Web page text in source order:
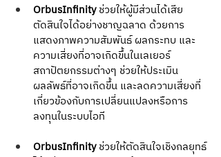
OrbusInfinity ช่วยให้ผู้มีส่วนได้เสีย
ตัดสินใจได้อย่างชาญฉลาด ด้วยการ
แสดงภาพความสัมพันธ์ ผลกระทบ และ
ความเสี่ยงที่อาจเกิดขึ้นในเลเยอร์
สถาปัตยกรรมต่างๆ ช่วยให้ประเมิน
ผลลัพธ์ที่อาจเกิดขึ้น และลดความเสี่ยงที่
เกี่ยวข้องกับการเปลี่ยนแปลงหรือการ
ลงทุนในระบบไอที
OrbusInfinity ช่วยให้ตัดสินใจเชิงกลยุทธ์